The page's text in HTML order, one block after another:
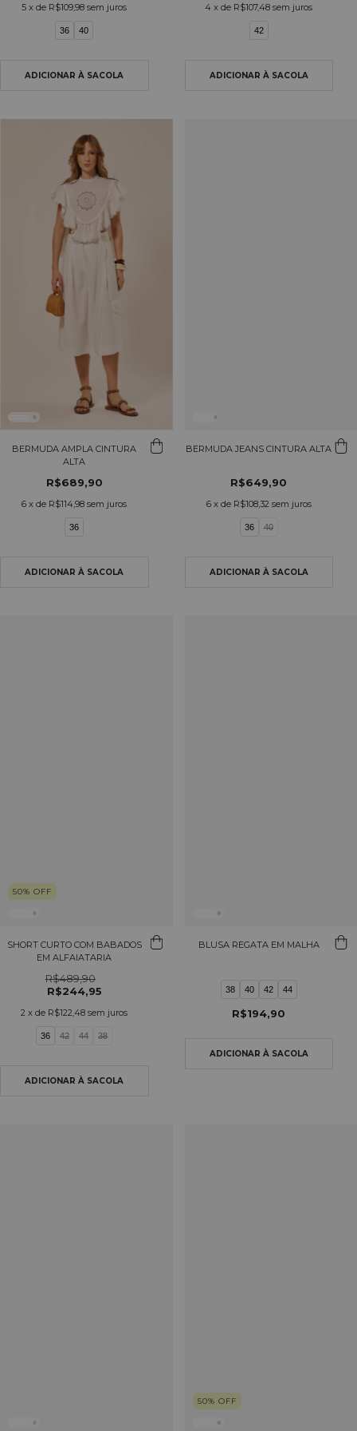
5 x de R$109,98 sem juros
36 40
4 x de R$107,48 sem juros
42
BERMUDA AMPLA CINTURA
ALTA
R$689,90
6 x de R$114,98 sem juros
36
BERMUDA JEANS CINTURA ALTA
R$649,90
6 x de R$108,32 sem juros
36 40
50% OFF
SHORT CURTO COM BABADOS
EM ALFAIATARIA
R$489,90
R$244,95
2 x de R$122,48 sem juros
36 42 44 38
BLUSA REGATA EM MALHA
38 40 42 44
R$194,90
50% OFF